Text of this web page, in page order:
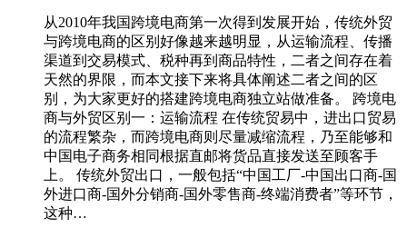
从2010年我国跨境电商第一次得到发展开始，传统外贸
与跨境电商的区别好像越来越明显，从运输流程、传播
渠道到交易模式、税种再到商品特性，二者之间存在着
天然的界限，而本文接下来将具体阐述二者之间的区
别，为大家更好的搭建跨境电商独立站做准备。 跨境电
商与外贸区别一：运输流程 在传统贸易中，进出口贸易
的流程繁杂，而跨境电商则尽量减缩流程，乃至能够和
中国电子商务相同根据直邮将货品直接发送至顾客手
上。 传统外贸出口，一般包括“中国工厂-中国出口商-国
外进口商-国外分销商-国外零售商-终端消费者”等环节，
这种…